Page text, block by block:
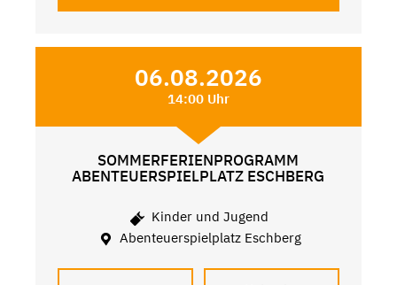
06.08.2026
14:00 Uhr
SOMMERFERIENPROGRAMM
ABENTEUERSPIELPLATZ ESCHBERG
Kinder und Jugend
Abenteuerspielplatz Eschberg